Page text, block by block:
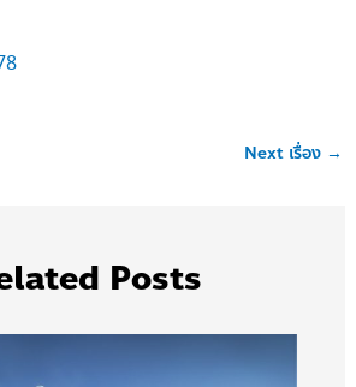
Next เรื่อง →
Posts